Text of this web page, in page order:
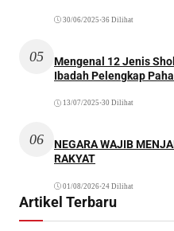
30/06/2025 •36 Dilihat
05
Mengenal 12 Jenis
Ibadah Pelengkap
13/07/2025 •30 Dilihat
06
NEGARA WAJIB
RAKYAT
01/08/2026•24 Dilihat
Artikel Terbaru